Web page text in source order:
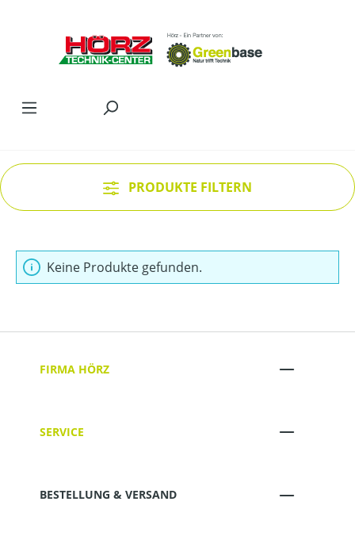
PRODUKTE FILTERN
Keine Produkte gefunden.
FIRMA HÖRZ
SERVICE
BESTELLUNG & VERSAND